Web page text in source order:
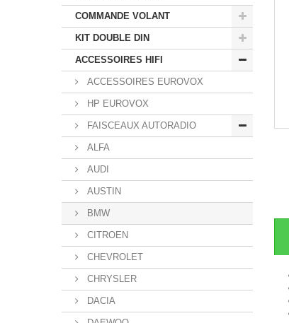
COMMANDE VOLANT
KIT DOUBLE DIN
ACCESSOIRES HIFI
ACCESSOIRES EUROVOX
HP EUROVOX
FAISCEAUX AUTORADIO
ALFA
AUDI
AUSTIN
BMW
CITROEN
CHEVROLET
CHRYSLER
DACIA